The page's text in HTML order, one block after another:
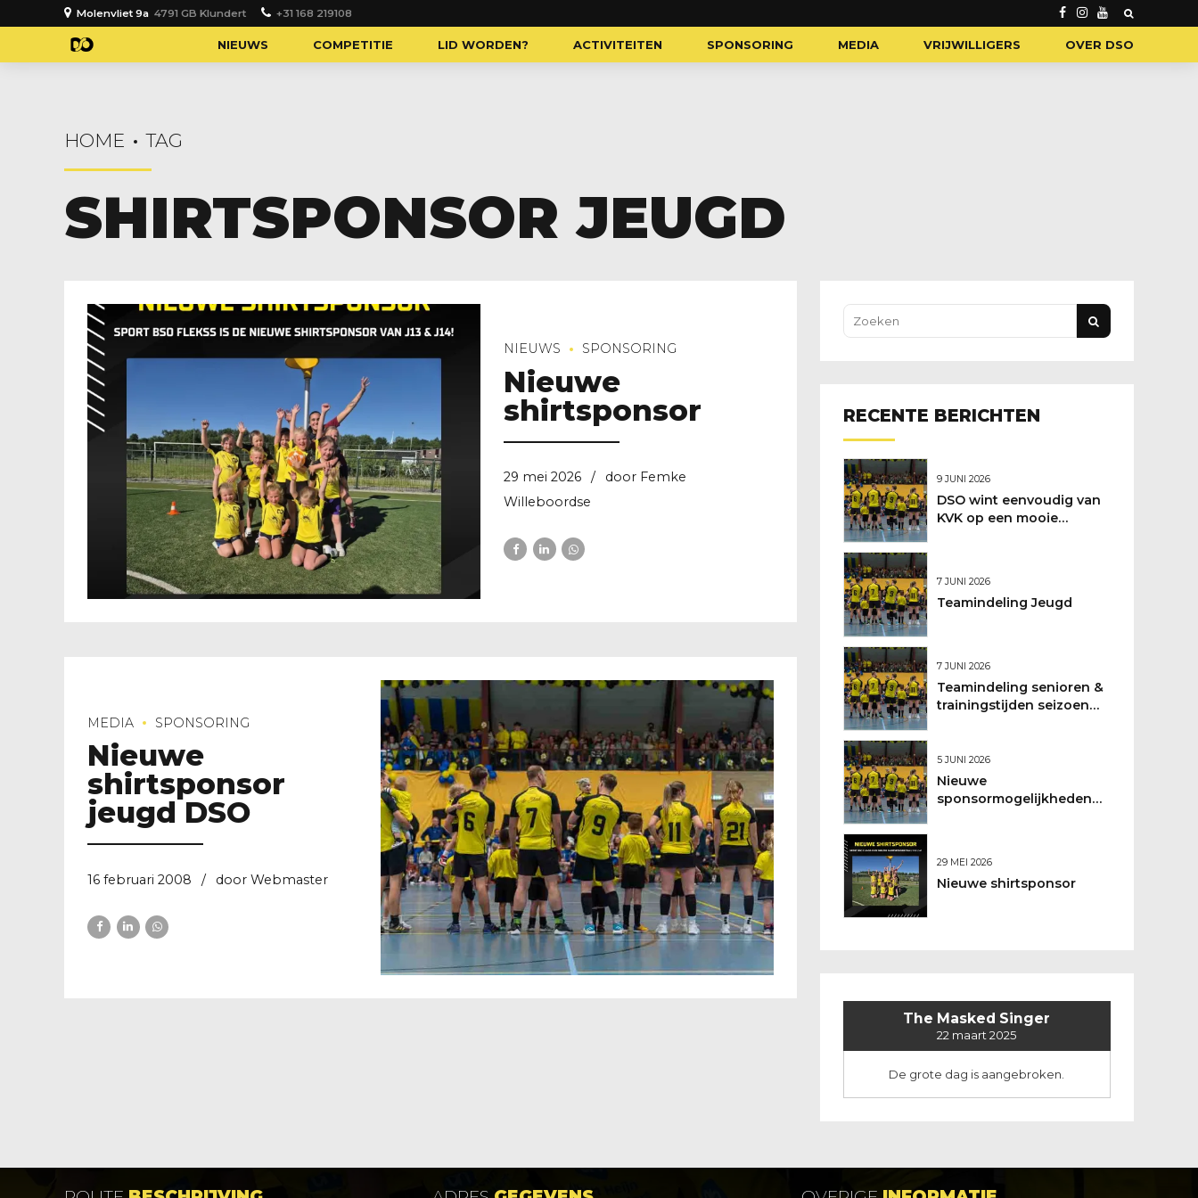
Molenvliet 9a 4791 GB Klundert +31 168 219108
NIEUWS COMPETITIE LID WORDEN? ACTIVITEITEN SPONSORING MEDIA VRIJWILLIGERS OVER DSO
HOME TAG
SHIRTSPONSOR JEUGD
NIEUWS SPONSORING
Nieuwe
shirtsponsor
29 mei 2026
door Femke
Willeboordse
MEDIA SPONSORING
Nieuwe
shirtsponsor
jeugd DSO
16 februari 2008 door Webmaster
RECENTE BERICHTEN
9 JUNI 2026
DSO wint eenvoudig van
KVK op een mooie
7 JUNI 2026
Teamindeling Jeugd
7 JUNI 2026
Teamindeling senioren &
trainingstijden seizoen
5 JUNI 2026
Nieuwe
sponsormogelijkheden
29 MEI 2026
Nieuwe shirtsponsor
The Masked Singer
22 maart 2025
De grote dag is aangebroken.